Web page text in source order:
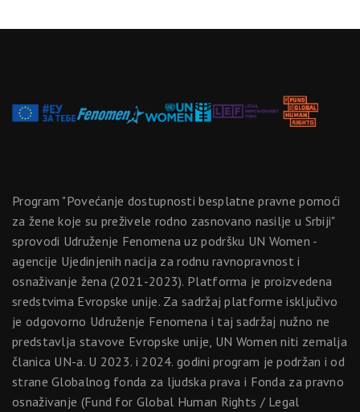
Program "Povećanje dostupnosti besplatne pravne pomoći
za žene koje su preživele rodno zasnovano nasilje u Srbiji"
sprovodi Udruženje Fenomena uz podršku UN Women -
agencije Ujedinjenih nacija za rodnu ravnopravnost i
osnaživanje žena (2021-2023). Platforma je proizvedena
sredstvima Evropske unije. Za sadržaj platforme isključivo
je odgovorno Udruženje Fenomena i taj sadržaj nužno ne
predstavlja stavove Evropske unije, UN Women niti zemalja
članica UN-a. U 2023. i 2024. godini program je podržan i od
strane Globalnog fonda za ljudska prava i Fonda za pravno
osnaživanje (Fund for Global Human Rights / Legal